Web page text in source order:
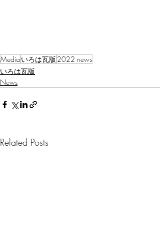
Media いろは瓦版 2022 news
いろは瓦版
News
Related Posts